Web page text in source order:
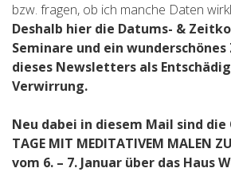
bzw. fragen, ob ich manche Daten
Deshalb hier die Datums- &
Seminare und ein
dieses Newsletters als
Verwirrung.
Neu dabei in diesem Mail sind die
TAGE MIT MEDITATIVEM MALEN
vom 6. – 7. Januar über das Haus